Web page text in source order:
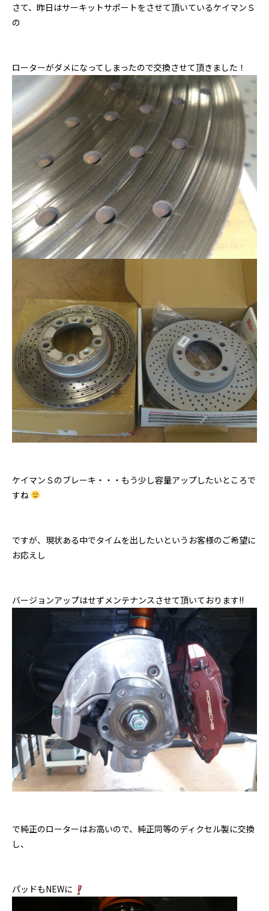
さて、昨日はサーキットサポートをさせて頂いているケイマンＳ
の
ローターがダメになってしまったので交換させて頂きました！
ケイマンＳのブレーキ・・・もう少し容量アップしたいところで
すね
ですが、現状ある中でタイムを出したいというお客様のご希望に
お応えし
バージョンアップはせずメンテナンスさせて頂いております!!
で純正のローターはお高いので、純正同等のディクセル製に交換
し、
パッドもNEWに